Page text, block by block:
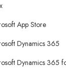
App Store
Dynamics 365
Dynamics 365